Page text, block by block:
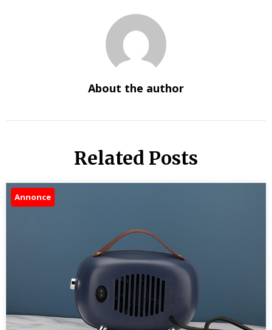
About the author
Related Posts
Annonce